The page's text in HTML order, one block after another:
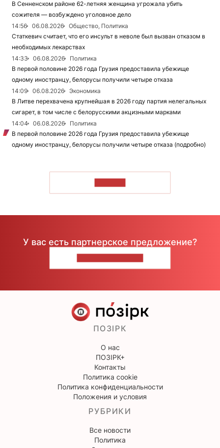
В Сенненском районе 62-летняя женщина угрожала убить
сожителя — возбуждено уголовное дело
14:56
06.08.2026
Общество, Политика
Статкевич считает, что его инсульт в неволе был вызван отказом в
необходимых лекарствах
14:33
06.08.2026
Политика
В первой половине 2026 года Грузия предоставила убежище
одному иностранцу, белорусы получили четыре отказа
14:09
06.08.2026
Экономика
В Литве перехвачена крупнейшая в 2026 году партия нелегальных
сигарет, в том числе с белорусскими акцизными марками
14:04
06.08.2026
Политика
В первой половине 2026 года Грузия предоставила убежище
одному иностранцу, белорусы получили четыре отказа (подробно)
У вас есть партнерское предложение?
ПОЗІРК
О нас
ПОЗІРК+
Контакты
Политика cookie
Политика конфиденциальности
Положения и условия
РУБРИКИ
Все новости
Политика